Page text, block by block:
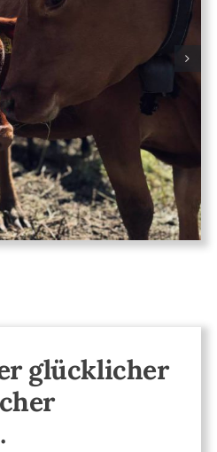
glücklicher